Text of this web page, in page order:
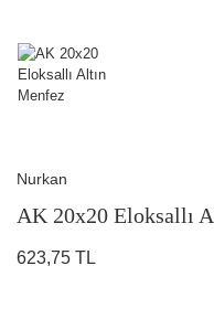
Nurkan
AK 20x20 Eloksallı
623,75 TL